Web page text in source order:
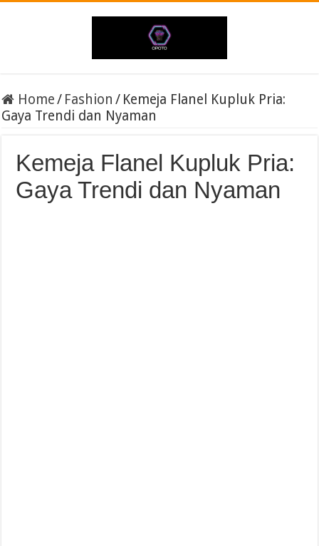
Home/ Fashion / Kemeja Flanel Kupluk Pria:
Gaya Trendi dan Nyaman
Kemeja Flanel Kupluk Pria:
Gaya Trendi dan Nyaman